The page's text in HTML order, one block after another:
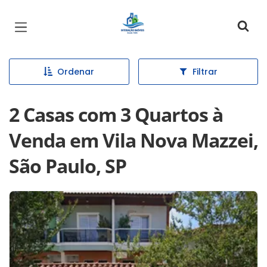
Página inicial
Ordenar Filtrar
2 Casas com 3 Quartos à
Venda em Vila Nova Mazzei,
São Paulo, SP